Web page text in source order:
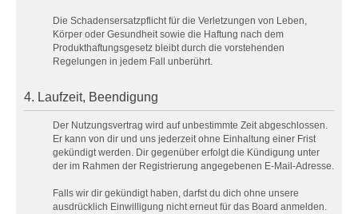
Die Schadensersatzpflicht für die Verletzungen von Leben,
Körper oder Gesundheit sowie die Haftung nach dem
Produkthaftungsgesetz bleibt durch die vorstehenden
Regelungen in jedem Fall unberührt.
4. Laufzeit, Beendigung
Der Nutzungsvertrag wird auf unbestimmte Zeit abgeschlossen.
Er kann von dir und uns jederzeit ohne Einhaltung einer Frist
gekündigt werden. Dir gegenüber erfolgt die Kündigung unter
der im Rahmen der Registrierung angegebenen E-Mail-Adresse.
Falls wir dir gekündigt haben, darfst du dich ohne unsere
ausdrücklich Einwilligung nicht erneut für das Board anmelden.